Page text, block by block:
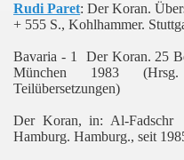
Rudi Paret: Der Koran.
+ 555 S., Kohlhammer.
Bavaria - 1 Der Koran. 25
München 1983
Teilübersetzungen)
Der Koran, in: Al-Fadschr
Hamburg. Hamburg., seit